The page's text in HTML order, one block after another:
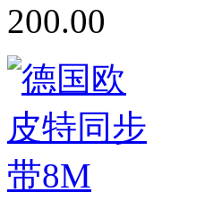
200.00